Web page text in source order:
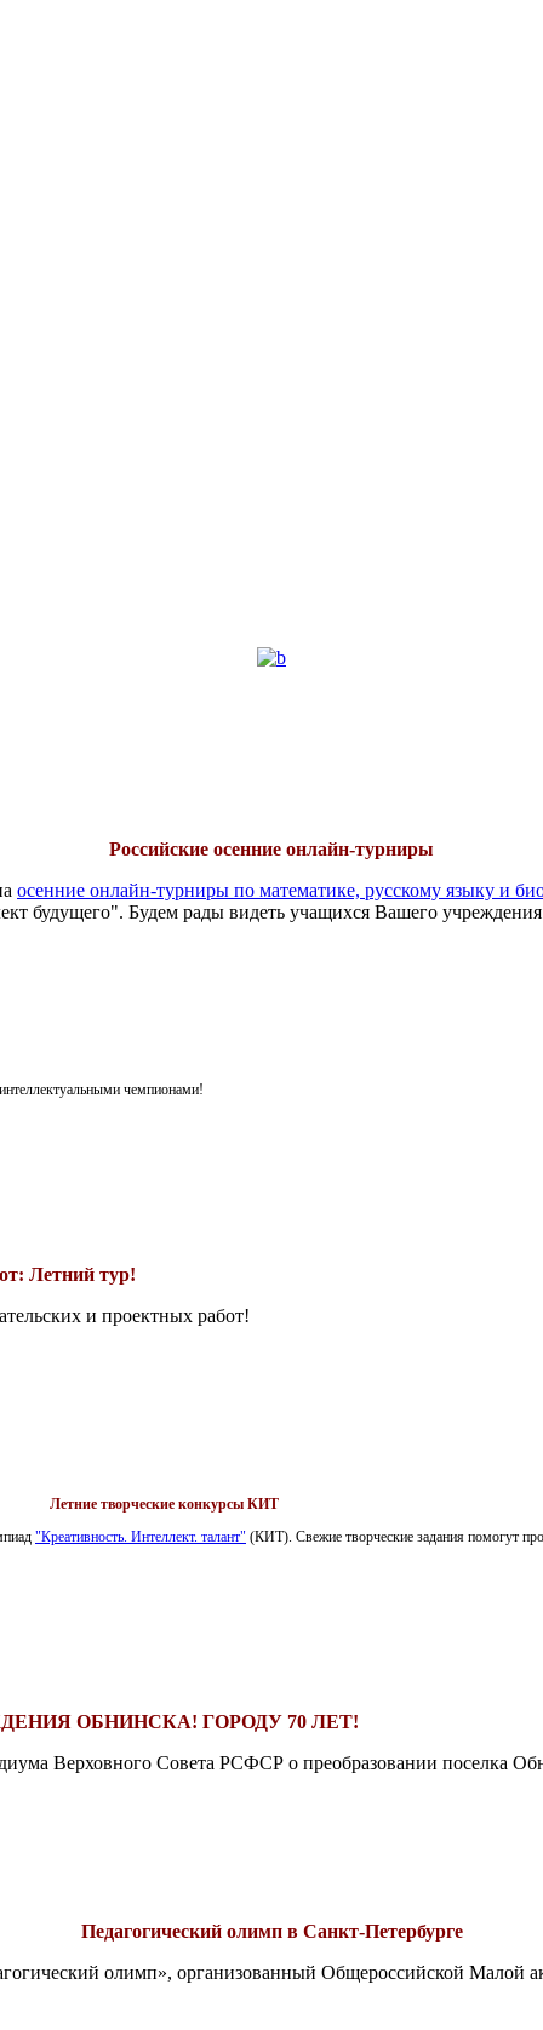
Российские осенние онлайн-турниры
осенние онлайн-турниры по математике, русскому языку и
будущего". Будем рады видеть учащихся Вашего
чемпионами!
Летний тур!
и проектных работ!
Летние творческие конкурсы КИТ
"Креативность. Интеллект. талант" (КИТ). Свежие творческие задания помогут
ОБНИНСКА! ГОРОДУ 70 ЛЕТ!
Верховного Совета РСФСР о преобразовании поселка
Педагогический олимп в Санкт-Петербурге
олимп», организованный Общероссийской Малой